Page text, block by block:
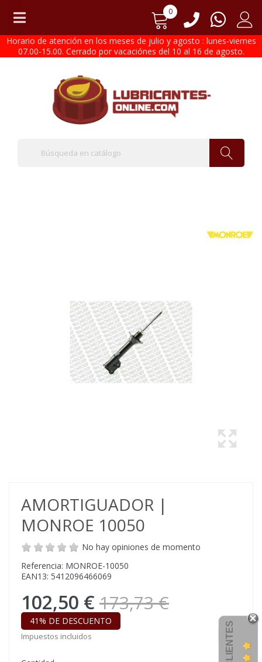
0
Horario de atención en los meses de julio y agosto : lunes-viernes
07.00-15.00. Cerrado por vacaciónes del 10 al 16 de agosto.
AMORTIGUADOR |
MONROE 10050
No hay opiniones de momento
Referencia: MONROE-10050
EAN13: 5412096466069
102,50 € 173,73 €
41% DE DESCUENTO
Impuestos incluidos